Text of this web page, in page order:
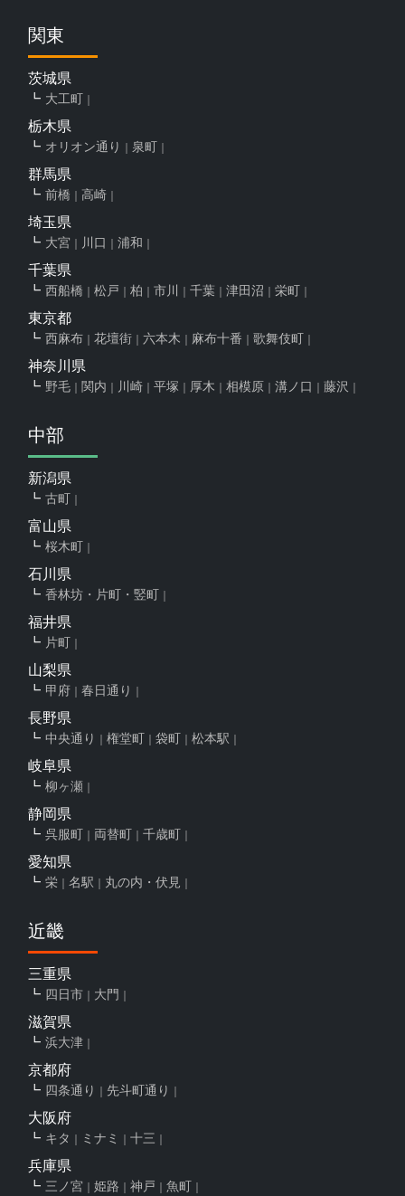
関東
茨城県
大工町
栃木県
オリオン通り 泉町
群馬県
前橋 高崎
埼玉県
大宮 川口 浦和
千葉県
西船橋 松戸 柏 市川 千葉 津田沼 栄町
東京都
西麻布 花壇街 六本木 麻布十番 歌舞伎町
神奈川県
野毛 関内 川崎 平塚 厚木 相模原 溝ノ口 藤沢
中部
新潟県
古町
富山県
桜木町
石川県
香林坊・片町・竪町
福井県
片町
山梨県
甲府 春日通り
長野県
中央通り 権堂町 袋町 松本駅
岐阜県
柳ヶ瀬
静岡県
呉服町 両替町 千歳町
愛知県
栄 名駅 丸の内・伏見
近畿
三重県
四日市 大門
滋賀県
浜大津
京都府
四条通り 先斗町通り
大阪府
キタ ミナミ 十三
兵庫県
三ノ宮 姫路 神戸 魚町